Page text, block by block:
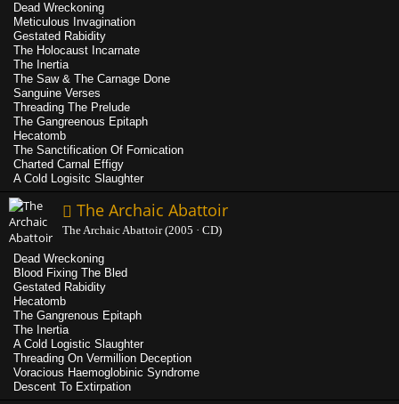
Dead Wreckoning
Meticulous Invagination
Gestated Rabidity
The Holocaust Incarnate
The Inertia
The Saw & The Carnage Done
Sanguine Verses
Threading The Prelude
The Gangreenous Epitaph
Hecatomb
The Sanctification Of Fornication
Charted Carnal Effigy
A Cold Logisitc Slaughter
The Archaic Abattoir
The Archaic Abattoir (2005 · CD)
Dead Wreckoning
Blood Fixing The Bled
Gestated Rabidity
Hecatomb
The Gangrenous Epitaph
The Inertia
A Cold Logistic Slaughter
Threading On Vermillion Deception
Voracious Haemoglobinic Syndrome
Descent To Extirpation